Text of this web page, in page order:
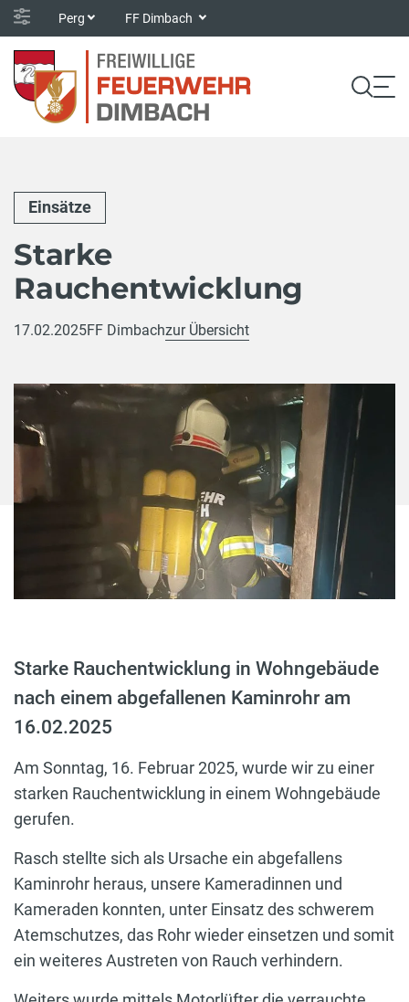
Perg FF Dimbach
Einsätze
Starke
Rauchentwicklung
17.02.2025FF Dimbachzur Übersicht
Starke Rauchentwicklung in Wohngebäude
nach einem abgefallenen Kaminrohr am
16.02.2025
Am Sonntag, 16. Februar 2025, wurde wir zu einer
starken Rauchentwicklung in einem Wohngebäude
gerufen.
Rasch stellte sich als Ursache ein abgefallens
Kaminrohr heraus, unsere Kameradinnen und
Kameraden konnten, unter Einsatz des schwerem
Atemschutzes, das Rohr wieder einsetzen und somit
ein weiteres Austreten von Rauch verhindern.